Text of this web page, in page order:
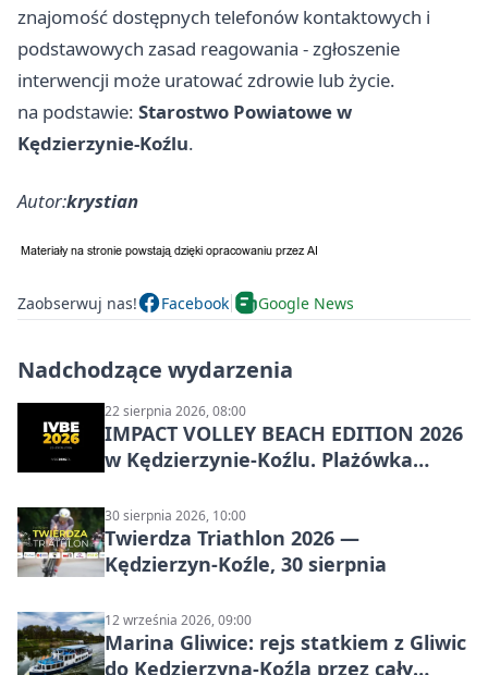
znajomość dostępnych telefonów kontaktowych i
podstawowych zasad reagowania - zgłoszenie
interwencji może uratować zdrowie lub życie.
na podstawie: Starostwo Powiatowe w
Kędzierzynie-Koźlu.
Autor:krystian
Zaobserwuj nas! Facebook Google News
Nadchodzące wydarzenia
22 sierpnia 2026, 08:00
IMPACT VOLLEY BEACH EDITION 2026
w Kędzierzynie-Koźlu. Plażówka
30 sierpnia 2026, 10:00
Twierdza Triathlon 2026 —
Kędzierzyn-Koźle, 30 sierpnia
12 września 2026, 09:00
Marina Gliwice: rejs statkiem z Gliwic
do Kędzierzyna-Koźla przez cały